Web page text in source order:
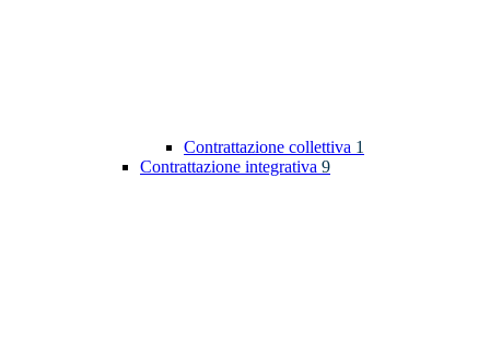
Contrattazione collettiva 1
Contrattazione integrativa 9